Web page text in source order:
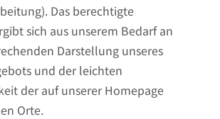
Das berechtigte
sich aus unserem Bedarf an
Darstellung unseres
und der leichten
der auf unserer Homepage
Orte.